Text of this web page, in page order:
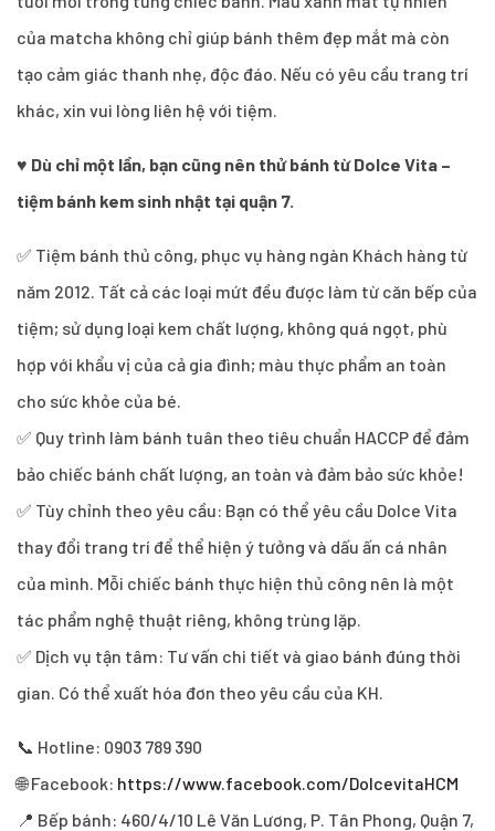
của matcha không chỉ giúp bánh thêm đẹp mắt mà còn
tạo cảm giác thanh nhẹ, độc đáo. Nếu có yêu cầu trang trí
khác, xin vui lòng liên hệ với tiệm.
♥ Dù chỉ một lần, bạn cũng nên thử bánh từ Dolce Vita –
tiệm bánh kem sinh nhật tại quận 7.
✅ Tiệm bánh thủ công, phục vụ hàng ngàn Khách hàng từ
năm 2012. Tất cả các loại mứt đều được làm từ căn bếp của
tiệm; sử dụng loại kem chất lượng, không quá ngọt, phù
hợp với khẩu vị của cả gia đình; màu thực phẩm an toàn
cho sức khỏe của bé.
✅ Quy trình làm bánh tuân theo tiêu chuẩn HACCP để đảm
bảo chiếc bánh chất lượng, an toàn và đảm bảo sức khỏe!
✅ Tùy chỉnh theo yêu cầu: Bạn có thể yêu cầu Dolce Vita
thay đổi trang trí để thể hiện ý tưởng và dấu ấn cá nhân
của mình. Mỗi chiếc bánh thực hiện thủ công nên là một
tác phẩm nghệ thuật riêng, không trùng lặp.
✅ Dịch vụ tận tâm: Tư vấn chi tiết và giao bánh đúng thời
gian. Có thể xuất hóa đơn theo yêu cầu của KH.
📞 Hotline: 0903 789 390
🌐 Facebook: https://www.facebook.com/DolcevitaHCM
📍 Bếp bánh: 460/4/10 Lê Văn Lương, P. Tân Phong, Quận 7,